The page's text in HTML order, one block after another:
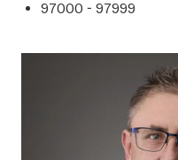
97000 - 97999